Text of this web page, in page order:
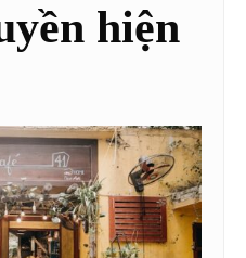
hiện